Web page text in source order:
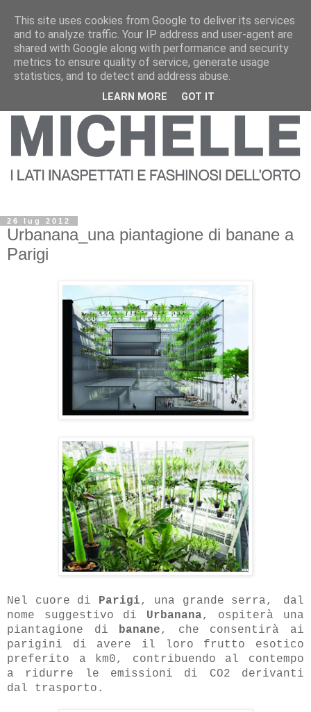
26 lug 2012
Urbanana_una piantagione di banane a
Parigi
Nel cuore di Parigi, una grande serra,
dal
nome suggestivo di Urbanana,
ospiterà una
piantagione di banane, che consentirà ai
parigini di avere il loro frutto esotico
preferito a km0, contribuendo al contempo
a ridurre le emissioni di CO2 derivanti
dal trasporto.
This site uses cookies from Google to deliver its services
and to analyze traffic. Your IP address and user-agent are
shared with Google along with performance and security
metrics to ensure quality of service, generate usage
statistics, and to detect and address abuse.
LEARN MORE GOT IT